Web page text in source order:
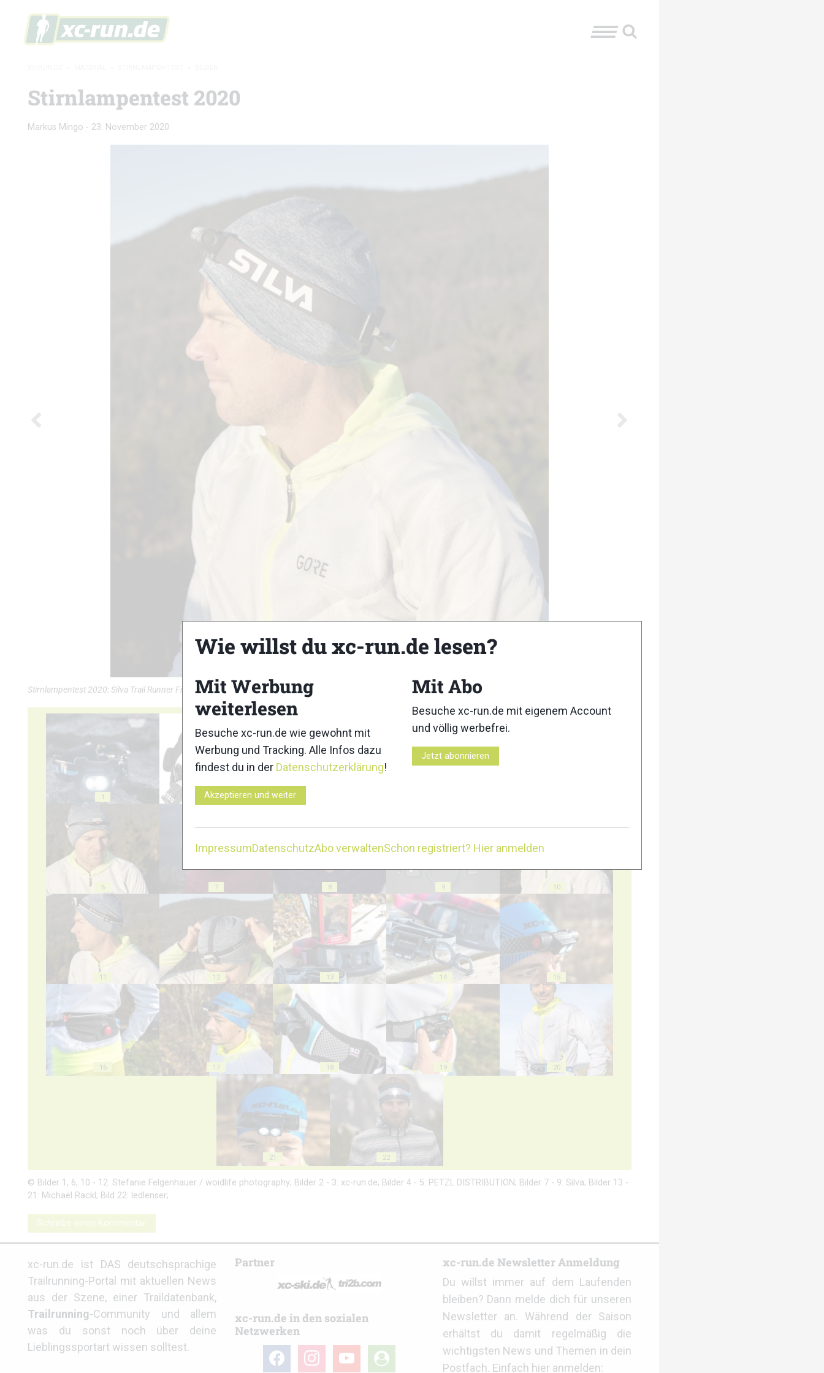
Stirnlampentest 2020
Markus Mingo - 23. November 2020
Stirnlampentest 2020: Silva Trail Runner Free © Stefanie Felgenhauer / woidlife photography
1 2
6 7 8 9 10
11 12 13 14 15
16 17 18 19 20
21 22
© Bilder 1, 6, 10 - 12: Stefanie Felgenhauer / woidlife photography; Bilder 2 - 3: xc-run.de; Bilder 4 - 5: PETZL DISTRIBUTION; Bilder 7 - 9: Silva; Bilder 13 -
21: Michael Rackl; Bild 22: ledlenser;
Schreibe einen Kommentar
xc-run.de ist DAS deutschsprachige
Trailrunning-Portal mit aktuellen News
aus der Szene, einer Traildatenbank,
Trailrunning-Community und allem
was du sonst noch über deine
Lieblingssportart wissen solltest.
Partner
xc-run.de in den sozialen
Netzwerken
facebookinstagramyoutube
user-
circle
xc-run.de Newsletter Anmeldung
Du willst immer auf dem Laufenden
bleiben? Dann melde dich für unseren
Newsletter an. Während der Saison
erhältst du damit regelmäßig die
wichtigsten News und Themen in dein
Postfach. Einfach hier anmelden:
Wie willst du xc-run.de lesen?
Mit Werbung
weiterlesen
Besuche xc-run.de wie gewohnt mit
Werbung und Tracking. Alle Infos dazu
findest du in der Datenschutzerklärung!
Akzeptieren und weiter
Mit Abo
Besuche xc-run.de mit eigenem Account
und völlig werbefrei.
Jetzt abonnieren
ImpressumDatenschutzAbo verwaltenSchon registriert? Hier anmelden